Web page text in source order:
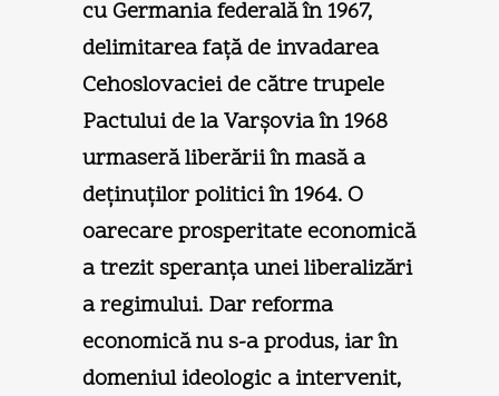
cu Germania federală în 1967,
delimitarea faţă de invadarea
Cehoslovaciei de către trupele
Pactului de la Varşovia în 1968
urmaseră liberării în masă a
deţinuţilor politici în 1964. O
oarecare prosperitate economică
a trezit speranţa unei liberalizări
a regimului. Dar reforma
economică nu s-a produs, iar în
domeniul ideologic a intervenit,